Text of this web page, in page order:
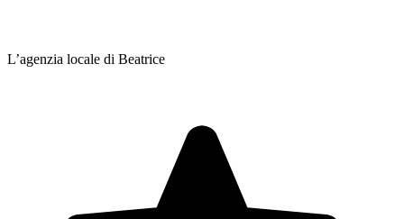
L’agenzia locale di Beatrice